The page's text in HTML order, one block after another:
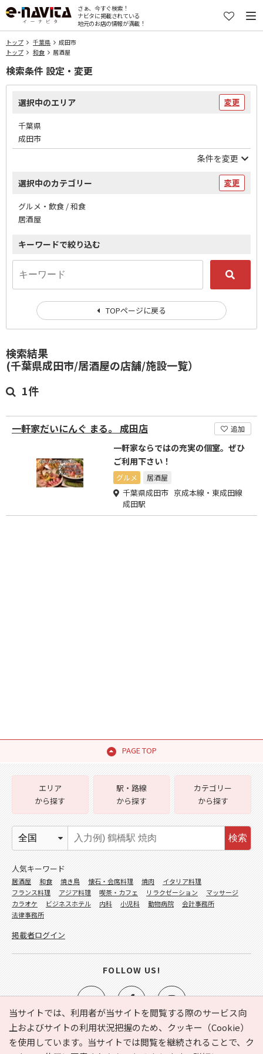
さぁ、今すぐ検索！
ナビタに掲載されている
地元のお店の情報が満載！
トップ 千葉県
成田市
トップ
和食 居酒屋
検索結果
(千葉県成田市/居酒屋の店舗/施設一覧）
1件
一軒家だいにんぐ まる。 成田店 追加
一軒家ならではの充実の個室。ぜひ
ご利用下さい！
グルメ 居酒屋
千葉県成田市 京成本線・東成田線
成田駅
検索条件 設定・変更
選択中のエリア 変更
千葉県
成田市
条件を変更
選択中のカテゴリー 変更
グルメ・飲食 / 和食
居酒屋
キーワードで絞り込む
TOPページに戻る
PAGE TOP
当サイトでは、利用者が当サイトを閲覧する際のサービス向
上およびサイトの利用状況把握のため、クッキー（Cookie）
を使用しています。当サイトでは閲覧を継続されることで、ク
e-NAVITA（イーナビタ）とは？ お気に入り ヘルプ
エリア
から探す
駅・路線
から探す
カテゴリー
から探す
検索
人気キーワード
居酒屋 和食 焼き鳥 懐石・会席料理 焼肉
イタリア料理
フランス料理
アジア料理 喫茶・カフェ リラクゼーション
マッサージ
カラオケ
ビジネスホテル 内科 小児科 動物病院
会計事務所
法律事務所
掲載者ログイン
FOLLOW US!